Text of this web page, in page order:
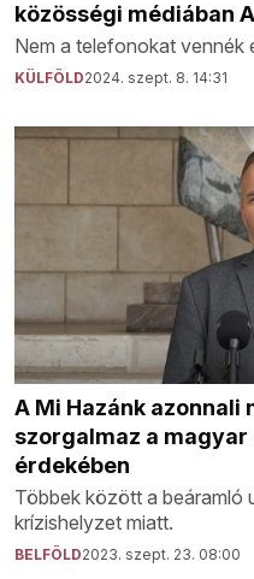
közösségi médiában
Nem a telefonokat vennék
KÜLFÖLD2024. szept. 8. 14:31
A Mi Hazánk azonnali
szorgalmaz a
érdekében
Többek között a beáramló
krízishelyzet miatt.
BELFÖLD2023. szept. 23. 08:00